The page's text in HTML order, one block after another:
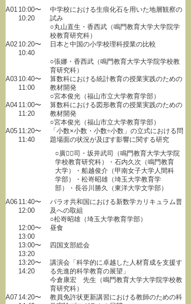
A01 10:00〜
10:20
中学校における生痕化石を用いた地層観察の
試み
○丸山直生・香西武（鳴門教育大学大学院学
校教育研究科）
A02 10:20〜
10:40
日本と中国の小学校理科授業の比較
○張娜・香西武（鳴門教育大学大学院学校教
育研究科）
A03 10:40〜
11:00
算数科における統計教育の授業実践のための
教材開発
○宮本俊光（福山市立大学教育学部）
A04 11:00〜
11:20
算数科における図形教育の授業実践のための
教材開発
○宮本俊光（福山市立大学教育学部）
A05 11:20〜
11:40
「小数×小数・小数÷小数」の立式における問
題場面の状況が及ぼす影響に関する研究
○廣司・坂井武司（鳴門教育大学大学院
学校教育研究科）・石内久次（鳴門教育
大学）・船越俊介（甲南女子大学人間科
学部）・松嵜昭雄（埼玉大学教育学
部）・長谷川勝久（東洋大学文学部）
A06 11:40〜
12:00
パラオ共和国における新数学カリキュラム普
及への取組
○松嵜昭雄（埼玉大学教育学部）
12:00〜
13:00
昼食
13:00〜
13:20
四国支部総会
13:20〜
14:20
講演会「科学的に卓越した人材育成を支援す
る先進的科学教育の展望」
今倉康宏 先生（鳴門教育大学大学院学校教
育研究科）
A07 14:20〜
教員免許状更新講習における教師のための科